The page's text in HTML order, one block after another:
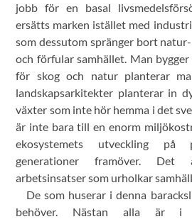
jobb för en basal
ersätts marken istället med
som dessutom spränger bort
och förfular samhället. Man
för skog och natur planterar
landskapsarkitekter planterar in
växter som inte hör hemma i det
är inte bara till en enorm
ekosystemets utveckling på
generationer framöver.
arbetsinsatser som urholkar
De som huserar i denna
behöver. Nästan alla är i